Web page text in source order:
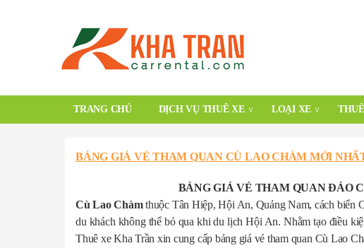
TRANG CHỦ DỊCH VỤ THUÊ XE LOẠI XE
BẢNG GIÁ VÉ THAM QUAN CÙ LAO CHÀM MỚI
BẢNG GIÁ VÉ THAM QUAN ĐẢO
Cù Lao Chàmthuộc Tân Hiệp, Hội An, Quảng Nam, cách biển
du khách không thể bỏ qua khi du lịch Hội An. Nhằm tạo điều
Thuê xe Kha Trần xin cung cấp bảng giá vé tham quan Cù Lao